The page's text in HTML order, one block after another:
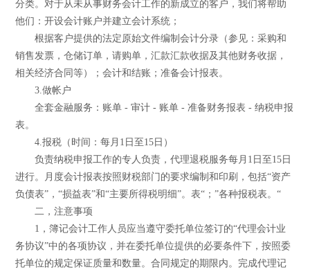
分类。对于从未从事财务会计工作的新成立的客户，我们将帮助
他们：开设会计账户并建立会计系统；
根据客户提供的法定原始文件编制会计分录（参见：采购和
销售发票，仓储订单，请购单，汇款汇款收据及其他财务收据，
相关经济合同等）；会计和结账；准备会计报表。
3.做帐户
全套金融服务：账单 - 审计 - 账单 - 准备财务报表 - 纳税申报
表。
4.报税（时间：每月1日至15日）
负责纳税申报工作的专人负责，代理退税服务每月1日至15日
进行。月度会计报表按照财税部门的要求编制和印刷，包括“资产
负债表”，“损益表”和“主要所得税明细”。表“；”各种报税表。“
二，注意事项
1，簿记会计工作人员应当遵守委托单位签订的“代理会计业
务协议”中的各项协议，并在委托单位提供的必要条件下，按照委
托单位的规定保证质量和数量。合同规定的期限内。完成代理记